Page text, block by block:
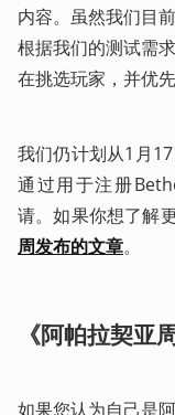
内容。虽然我们目
根据我们的测试需
在挑选玩家，并优
我们仍计划从1月
通过用于注册
请。如果你想了解
周发布的文章。
《阿帕拉契亚
如果您认为自己是